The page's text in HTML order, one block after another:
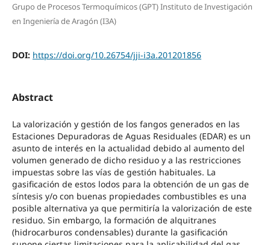
Grupo de Procesos Termoquímicos (GPT) Instituto de Investigación
en Ingeniería de Aragón (I3A)
DOI: https://doi.org/10.26754/jji-i3a.201201856
Abstract
La valorización y gestión de los fangos generados en las
Estaciones Depuradoras de Aguas Residuales (EDAR) es un
asunto de interés en la actualidad debido al aumento del
volumen generado de dicho residuo y a las restricciones
impuestas sobre las vías de gestión habituales. La
gasificación de estos lodos para la obtención de un gas de
síntesis y/o con buenas propiedades combustibles es una
posible alternativa ya que permitiría la valorización de este
residuo. Sin embargo, la formación de alquitranes
(hidrocarburos condensables) durante la gasificación